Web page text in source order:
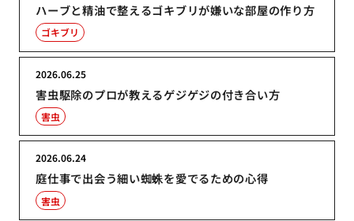
ハーブと精油で整えるゴキブリが嫌いな部屋の作り方
ゴキブリ
害虫駆除のプロが教えるゲジゲジの付き合い方
2026.06.25
害虫
庭仕事で出会う細い蜘蛛を愛でるための心得
2026.06.24
害虫